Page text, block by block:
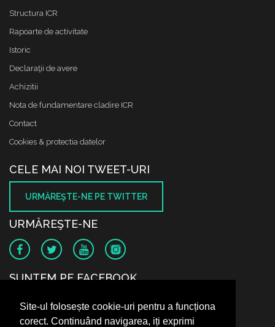
Site-ul folosește cookie-uri pentru a funcționa
corect. Continuând navigarea, iți exprimi
Structura ICR
Rapoarte de activitate
Istoric
Declaraţii de avere
Achizitii
Nota de fundamentare cladire ICR
Contact
Cookies & protectia datelor
CELE MAI NOI TWEET-URI
URMĂREŞTE-NE PE TWITTER
URMĂREŞTE-NE
SUNTEM PE FACEBOOK